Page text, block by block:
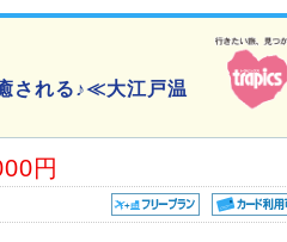
される♪≪大江戸温
円